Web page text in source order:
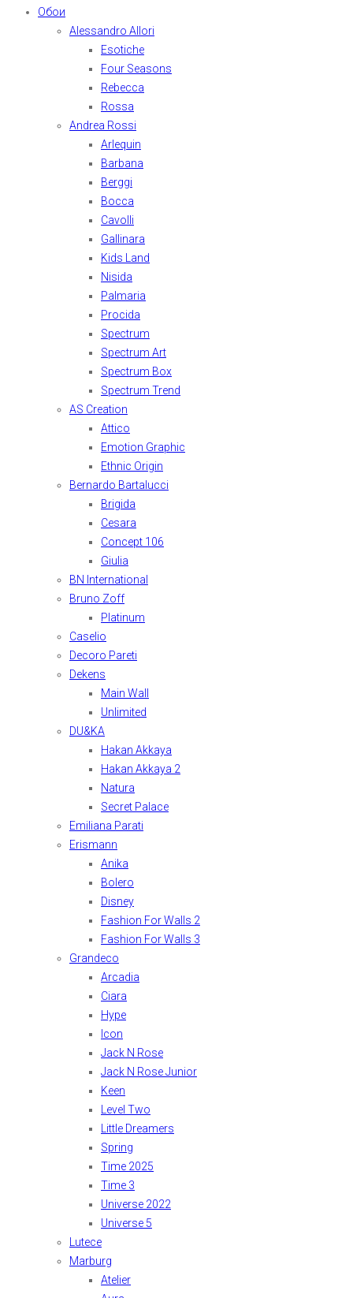
Обои
Alessandro Allori
Esotiche
Four Seasons
Rebecca
Rossa
Andrea Rossi
Arlequin
Barbana
Berggi
Bocca
Cavolli
Gallinara
Kids Land
Nisida
Palmaria
Procida
Spectrum
Spectrum Art
Spectrum Box
Spectrum Trend
AS Creation
Attico
Emotion Graphic
Ethnic Origin
Bernardo Bartalucci
Brigida
Cesara
Concept 106
Giulia
BN International
Bruno Zoff
Platinum
Caselio
Decoro Pareti
Dekens
Main Wall
Unlimited
DU&KA
Hakan Akkaya
Hakan Akkaya 2
Natura
Secret Palace
Emiliana Parati
Erismann
Anika
Bolero
Disney
Fashion For Walls 2
Fashion For Walls 3
Grandeco
Arcadia
Ciara
Hype
Icon
Jack N Rose
Jack N Rose Junior
Keen
Level Two
Little Dreamers
Spring
Time 2025
Time 3
Universe 2022
Universe 5
Lutece
Marburg
Atelier